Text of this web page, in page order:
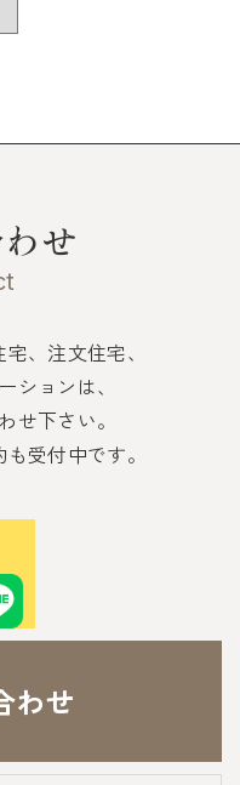
せ
、注文住宅、
ションは、
せ下さい。
受付中です。
わせ